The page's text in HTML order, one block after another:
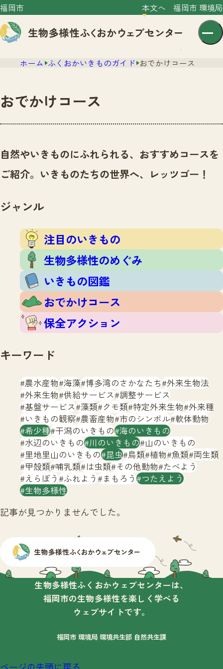
福岡市 本文へ 福岡市 環境局
文字サイズ 小 中 大
センター紹介
センター紹介TOP
サイトポリシー
ニュース
いきものガイド
注目のいきもの
生物多様性のめぐみ
いきもの図鑑
おでかけコース
保全アクション
イベント
いきもの調査隊
調査レポート
調査レポートTOP
調査結果
ふくおかいきものマップ
マッチング
マッチングTOP
掲載申し込みフォーム
お問合せ
生物多様性ふくおかウェブセンターとは
サイトマップ
ホーム ふくおかいきものガイド おでかけコース
おでかけコース
自然やいきものにふれられる、おすすめコースを
ご紹介。いきものたちの世界へ、レッツゴー！
ジャンル
注目のいきもの
生物多様性のめぐみ
いきもの図鑑
おでかけコース
保全アクション
キーワード
農水産物 海藻 博多湾のさかなたち 外来生物法
外来生物 供給サービス 調整サービス
基盤サービス 藻類 クモ類 特定外来生物 外来種
いきもの観察 農畜産物 市のシンボル 軟体動物
希少種 干潟のいきもの 海のいきもの
水辺のいきもの 川のいきもの 山のいきもの
里地里山のいきもの 昆虫 鳥類 植物 魚類 両生類
甲殻類 哺乳類 は虫類 その他動物 たべよう
えらぼう ふれよう まもろう つたえよう
生物多様性
記事が見つかりませんでした。
生物多様性ふくおかウェブセンターは、
福岡市の生物多様性を楽しく学べる
ウェブサイトです。
福岡市 環境局 環境共生部 自然共生課